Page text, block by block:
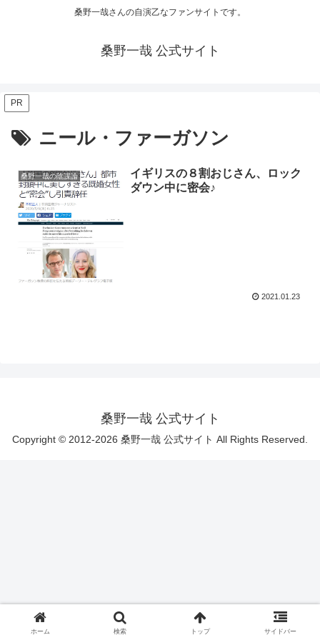
桑野一哉さんの自演乙なファンサイトです。
桑野一哉 公式サイト
PR
ニール・ファーガソン
桑野一哉の陰謀論
イギリスの８割おじさん、ロック
ダウン中に密会♪
2021.01.23
桑野一哉 公式サイト
Copyright © 2012-2026 桑野一哉 公式サイト All Rights Reserved.
ホーム 検索 トップ サイドバー